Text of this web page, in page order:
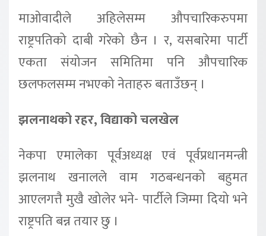
माओवादीले अहिलेसम्म औपचारिकरुपमा
राष्ट्रपतिको दाबी गरेको छैन । र, यसबारेमा पार्टी
एकता संयोजन समितिमा पनि औपचारिक
छलफलसम्म नभएको नेताहरु बताउँछन् ।
झलनाथको रहर, विद्याको चलखेल
नेकपा एमालेका पूर्वअध्यक्ष एवं पूर्वप्रधानमन्त्री
झलनाथ खनालले वाम गठबन्धनको बहुमत
आएलगत्तै मुखै खोलेर भने- पार्टीले जिम्मा दियो भने
राष्ट्रपति बन्न तयार छु ।